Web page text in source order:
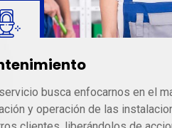
busca enfocarnos en el
y operación de las